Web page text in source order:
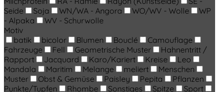
Seide
Soja WN/WA - Angora WO/WV - Wolle
WP
- Alpaka
WV - Schurwolle
Motiv
batik
bicolor Blumen Bouclé
Camouflage
Fahrzeuge
Fell Geometrische Muster
Hahnentritt /
Rapport
Jacquard Karo/Kariert Kreise
Leo
Mandala
Maritim Melange meliert
Menschen
Muster
Obst & Gemüse Paisley Pepita
Pflanzen
Punkte/Tupfen
Rhombe Sonstiges Spitze
Sport